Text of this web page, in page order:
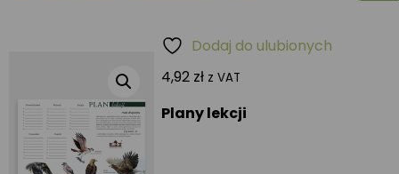
4,92 zł z VAT
Plany lekcji
Dodaj do ulubionych